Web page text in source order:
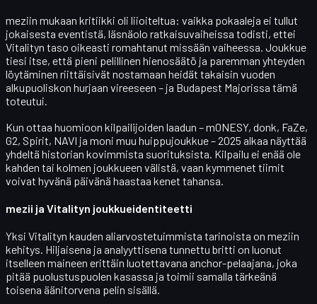
meziin mukaan kritiikki oli liioiteltua: vaikka pokaaleja ei tullut
jokaisesta eventistä, läsnäolo ratkaisuvaiheissa todisti, ettei
Vitalityn taso oikeasti romahtanut missään vaiheessa. Joukkue
tiesi itse, että pieni pelillinen hienosäätö ja paremman yhteyden
löytäminen riittäisivät nostamaan heidät takaisin vuoden
alkupuoliskon hurjaan vireeseen – ja Budapest Majorissa tämä
toteutui.
Kun ottaa huomioon kilpailijoiden laadun –m0NESY, donk, FaZe,
G2, Spirit, NAVI ja moni muu huippujoukkue – 2025 alkaa näyttää
yhdeltä historian kovimmista suorituksista. Kilpailu ei enää ole
kahden tai kolmen joukkueen välistä, vaan kymmenet tiimit
voivat hyvänä päivänä haastaa kenet tahansa.
mezii ja Vitalityn joukkueidentiteetti
Yksi Vitalityn kauden aliarvostetuimmista tarinoista on meziin
kehitys. Hiljaisena ja analyyttisena tunnettu britti on luonut
itselleen maineen erittäin luotettavana anchor-pelaajana, joka
pitää puolustuspuolen kasassa ja toimii samalla tärkeänä
toisena äänitorvena pelin sisällä.